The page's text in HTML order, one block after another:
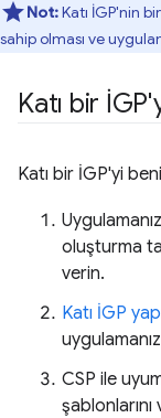
Not:Katı İGP'nin
sahip olması ve
Katı bir
Katı bir İGP'yi
oluşturma
verin.
Katı İGP
CSP ile